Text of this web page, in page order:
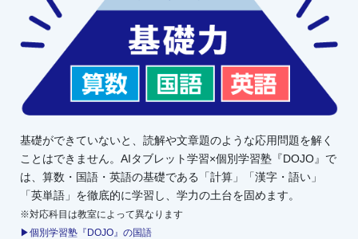
基礎ができていないと、読解や文章題のような応用問題を解く
ことはできません。AIタブレット学習×個別学習塾『DOJO』で
は、算数・国語・英語の基礎である「計算」「漢字・語い」
「英単語」を徹底的に学習し、学力の土台を固めます。
※対応科目は教室によって異なります
▶個別学習塾『DOJO』の国語